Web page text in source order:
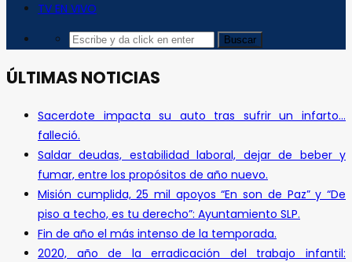
TV EN VIVO
ÚLTIMAS NOTICIAS
Sacerdote impacta su auto tras sufrir un infarto…
falleció.
Saldar deudas, estabilidad laboral, dejar de beber y
fumar, entre los propósitos de año nuevo.
Misión cumplida, 25 mil apoyos “En son de Paz” y “De
piso a techo, es tu derecho”: Ayuntamiento SLP.
Fin de año el más intenso de la temporada.
2020, año de la erradicación del trabajo infantil: